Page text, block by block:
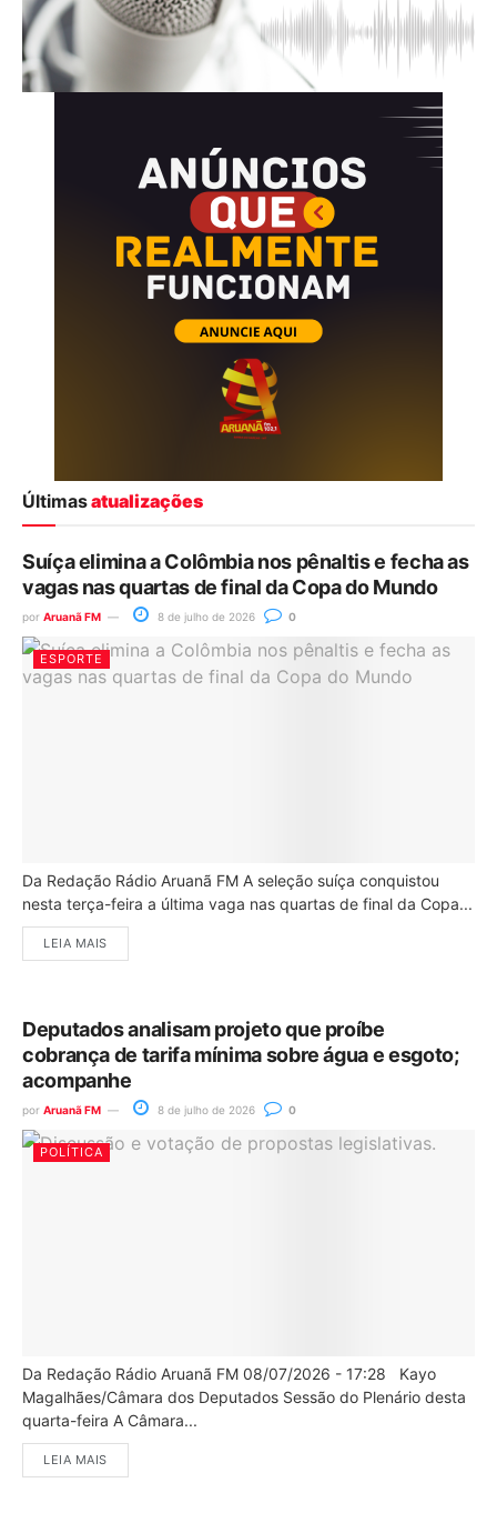
Últimasatualizações
Suíça elimina a Colômbia nos pênaltis e fecha as
vagas nas quartas de final da Copa do Mundo
por Aruanã FM 8 de julho de 2026 0
ESPORTE
Da Redação Rádio Aruanã FM A seleção suíça conquistou
nesta terça-feira a última vaga nas quartas de final da Copa...
LEIA MAIS
Deputados analisam projeto que proíbe
cobrança de tarifa mínima sobre água e esgoto;
acompanhe
por Aruanã FM 8 de julho de 2026 0
POLÍTICA
Da Redação Rádio Aruanã FM 08/07/2026 - 17:28 Kayo
Magalhães/Câmara dos Deputados Sessão do Plenário desta
quarta-feira A Câmara...
LEIA MAIS